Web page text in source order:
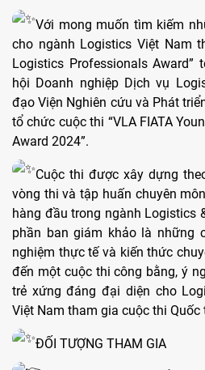
Với mong muốn tìm kiếm
cho ngành Logistics Việt Nam
Logistics Professionals Award”
hội Doanh nghiệp Dịch vụ
đạo Viện Nghiên cứu và Phát
tổ chức cuộc thi “VLA FIATA
Award 2024”.
Cuộc thi được xây dựng
vòng thi và tập huấn chuyên
hàng đầu trong ngành Logistics
phần ban giám khảo là những
nghiệm thực tế và kiến thức
đến một cuộc thi công bằng, ý
trẻ xứng đáng đại diện cho
Việt Nam tham gia cuộc thi Quốc
ĐỐI TƯỢNG THAM GIA